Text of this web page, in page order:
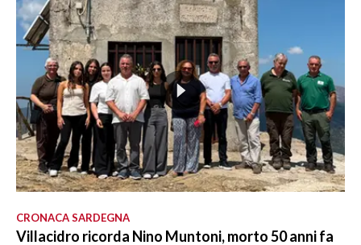
CRONACA SARDEGNA
Villacidro ricorda Nino Muntoni, morto 50 anni fa